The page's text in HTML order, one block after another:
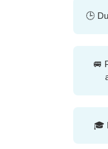
🕒
🚐
🎓